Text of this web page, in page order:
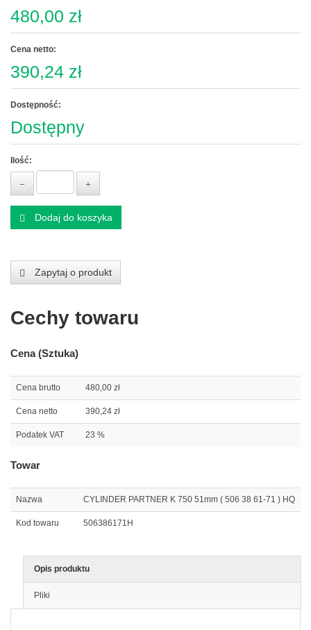
480,00 zł
Cena netto:
390,24 zł
Dostępność:
Dostępny
Ilość:
Dodaj do koszyka
Zapytaj o produkt
Cechy towaru
Cena (Sztuka)
Cena brutto 480,00 zł
Cena netto 390,24 zł
Podatek VAT 23 %
Towar
Nazwa CYLINDER PARTNER K 750 51mm ( 506 38 61-71 ) HQ
Kod towaru 506386171H
Opis produktu
Pliki